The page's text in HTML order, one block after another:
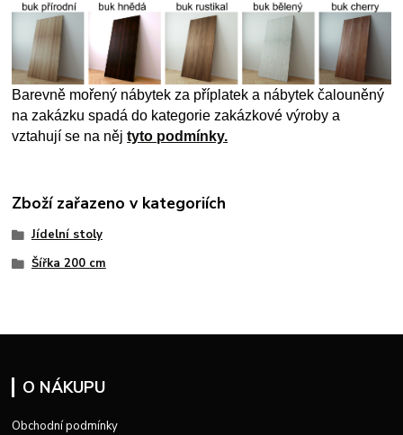
Barevně mořený nábytek za příplatek a nábytek čalouněný
na zakázku spadá do kategorie zakázkové výroby a
vztahují se na nějtyto podmínky.
Zboží zařazeno v kategoriích
Jídelní stoly
Šířka 200 cm
O NÁKUPU
Obchodní podmínky